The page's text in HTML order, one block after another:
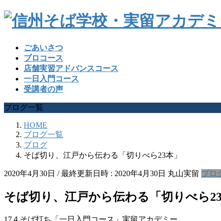
ごあいさつ
プロコース
店舗実習アドバンスコース
一日入門コース
受講者の声
ブログ一覧
HOME
ブログ一覧
ブログ
そば切り、江戸から伝わる「切りべら23本」
2020年4月30日 / 最終更新日時 : 2020年4月30日 丸山実留 ブロ
そば切り、江戸から伝わる「切りべら23
17４そば打ち「一日入門コース」実留アカデミー